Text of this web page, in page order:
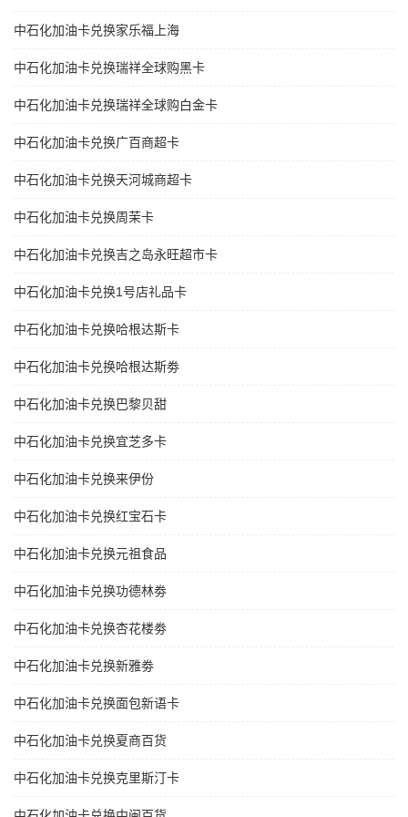
中石化加油卡兑换家乐福上海
中石化加油卡兑换瑞祥全球购黑卡
中石化加油卡兑换瑞祥全球购白金卡
中石化加油卡兑换广百商超卡
中石化加油卡兑换天河城商超卡
中石化加油卡兑换周茉卡
中石化加油卡兑换吉之岛永旺超市卡
中石化加油卡兑换1号店礼品卡
中石化加油卡兑换哈根达斯卡
中石化加油卡兑换哈根达斯劵
中石化加油卡兑换巴黎贝甜
中石化加油卡兑换宜芝多卡
中石化加油卡兑换来伊份
中石化加油卡兑换红宝石卡
中石化加油卡兑换元祖食品
中石化加油卡兑换功德林劵
中石化加油卡兑换杏花楼劵
中石化加油卡兑换新雅劵
中石化加油卡兑换面包新语卡
中石化加油卡兑换夏商百货
中石化加油卡兑换克里斯汀卡